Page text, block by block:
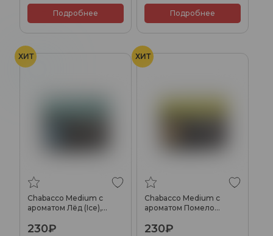
Подробнее Подробнее
ХИТ
Лёд
Chabacco Medium с
ароматом Лёд (Ice),
230₽
ХИТ
Chabacco Medium с
ароматом Помело
230₽